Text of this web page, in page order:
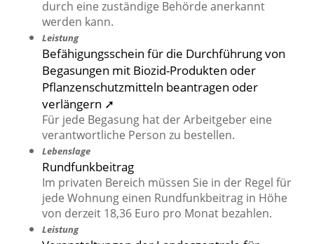
durch eine zuständige Behörde anerkannt
werden kann.
Leistung
Befähigungsschein für die Durchführung von
Begasungen mit Biozid-Produkten oder
Pflanzenschutzmitteln beantragen oder
verlängern ➚
Für jede Begasung hat der Arbeitgeber eine
verantwortliche Person zu bestellen.
Lebenslage
Rundfunkbeitrag
Im privaten Bereich müssen Sie in der Regel für
jede Wohnung einen Rundfunkbeitrag in Höhe
von derzeit 18,36 Euro pro Monat bezahlen.
Leistung